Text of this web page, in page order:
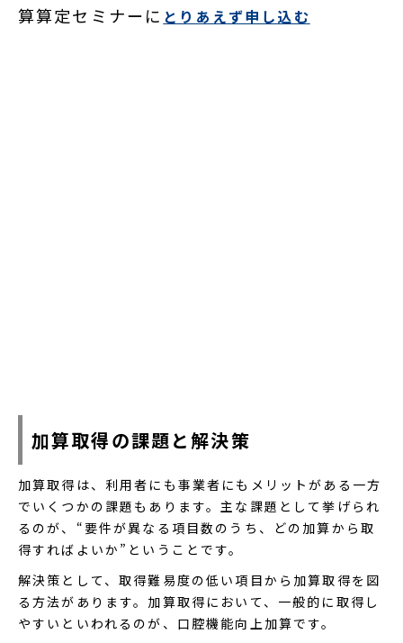
算算定セミナーに とりあえず申し込む
加算取得の課題と解決策
加算取得は、利用者にも事業者にもメリットがある一方
でいくつかの課題もあります。主な課題として挙げられ
るのが、“要件が異なる項目数のうち、どの加算から取
得すればよいか”ということです。
解決策として、取得難易度の低い項目から加算取得を図
る方法があります。加算取得において、一般的に取得し
やすいといわれるのが、口腔機能向上加算です。